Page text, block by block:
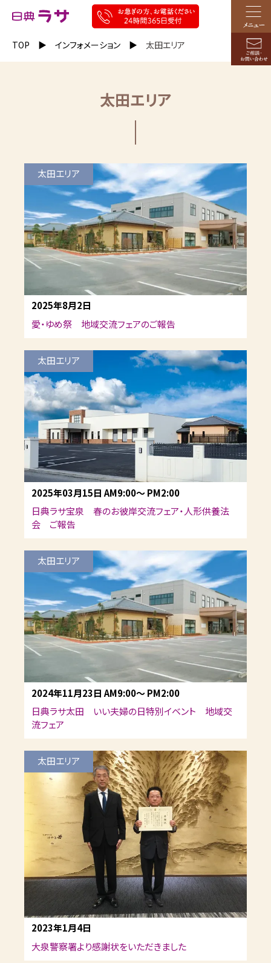
TOP インフォメーション 太田エリア
太田エリア
2025年8月2日
愛・ゆめ祭 地域交流フェアのご報告
太田エリア
2025年03月15日 AM9:00～PM2:00
日典ラサ宝泉 春のお彼岸交流フェア・人形供養法
会 ご報告
太田エリア
2024年11月23日 AM9:00～PM2:00
日典ラサ太田 いい夫婦の日特別イベント 地域交
流フェア
太田エリア
2023年1月4日
大泉警察署より感謝状をいただきました
太田エリア